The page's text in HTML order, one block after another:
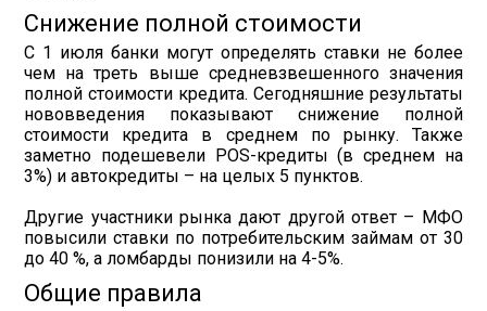
Снижение полной стоимости
С 1 июля банки могут определять ставки не более
чем на треть выше средневзвешенного значения
полной стоимости кредита. Сегодняшние результаты
нововведения показывают снижение полной
стоимости кредита в среднем по рынку. Также
заметно подешевели POS-кредиты (в среднем на
3%) и автокредиты – на целых 5 пунктов.
Другие участники рынка дают другой ответ – МФО
повысили ставки по потребительским займам от 30
до 40 %, а ломбарды понизили на 4-5%.
Общие правила